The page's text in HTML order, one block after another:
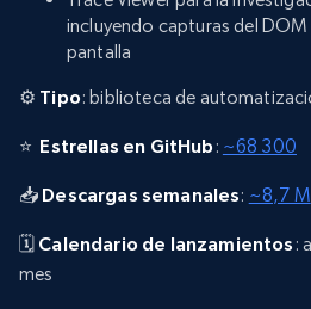
incluyendo capturas del
pantalla
⚙️ Tipo: biblioteca de
⭐ Estrellas en GitHub : ~68 300
📥 Descargas semanales: ~8,7 M
🗓️ Calendario de lanzamientos :
mes